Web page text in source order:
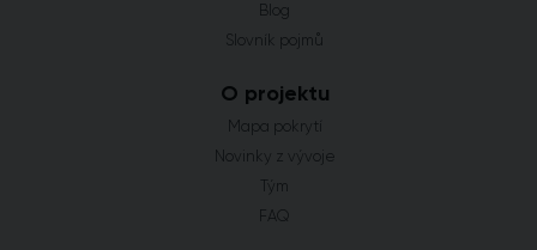
Blog
Slovník pojmů
O projektu
Mapa pokrytí
Novinky z vývoje
Tým
FAQ